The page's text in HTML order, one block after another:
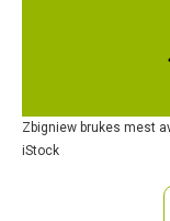
Zbigniew brukes mest
iStock